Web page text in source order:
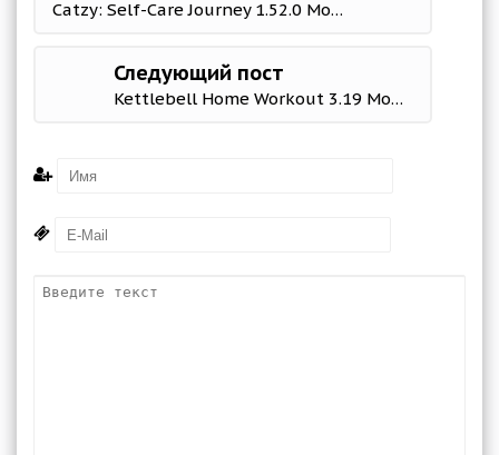
Catzy: Self-Care Journey 1.52.0 Mod (Premium)
Следующий пост
Kettlebell Home Workout 3.19 Mod (Premium)